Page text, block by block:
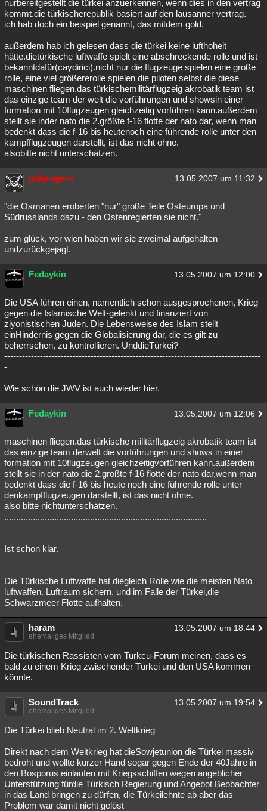
nurbereitgestellt die türkei anzuerkennen, wenn dies in den vertrag
kommt.die türkischerepublik basiert auf den lausanner vertrag.
ich hab doch ein beispiel genannt, das mitdem gold.
außerdem hab ich gelesen dass die türkei keine lufthoheit
hätte.dietürkische luftwaffe spielt eine abschreckende rolle und ist
bekanntdafür(caydirici).nicht nur die flugzeuge spielen eine große
rolle, eine viel größererolle spielen die piloten selbst die diese
maschinen fliegen.das türkischemilitärflugzeig akrobatik team ist
das einzige team der welt die vorführungen und showsin einer
formation mit 10flugzeugen gleichzeitig vorführen kann.außerdem
stellt sie inder nato die 2.größte f-16 flotte der nato dar, wenn man
bedenkt dass die f-16 bis heutenoch eine führende rolle unter den
kampfflugzeugen darstellt, ist das nicht ohne.
alsobitte nicht unterschätzen.
jollyrogers 13.05.2007 um 11:32
"die Osmanen eroberten "nur" große Teile Osteuropa und
Südrusslands dazu - den Ostenregierten sie nicht."
zum glück, vor wien haben wir sie zweimal aufgehalten
undzurückgejagt.
Fedaykin 13.05.2007 um 12:00
Die USA führen einen, namentlich schon ausgesprochenen, Krieg
gegen die Islamische Welt-gelenkt und finanziert von
ziyonistischen Juden. Die Lebensweise des Islam stellt
einHindernis gegen die Globalisierung dar, die es gilt zu
beherrschen, zu kontrollieren. UnddieTürkei?
--------------------------------------------------------------------------------------
-
Wie schön die JWV ist auch wieder hier.
Fedaykin 13.05.2007 um 12:06
maschinen fliegen.das türkische militärflugzeig akrobatik team ist
das einzige team derwelt die vorführungen und shows in einer
formation mit 10flugzeugen gleichzeitigvorführen kann.außerdem
stellt sie in der nato die 2.größte f-16 flotte der nato dar,wenn man
bedenkt dass die f-16 bis heute noch eine führende rolle unter
denkampfflugzeugen darstellt, ist das nicht ohne.
also bitte nichtunterschätzen.
.....................................................................................
Ist schon klar.
Die Türkische Luftwaffe hat diegleich Rolle wie die meisten Nato
luftwaffen. Luftraum sichern, und im Falle der Türkei,die
Schwarzmeer Flotte aufhalten.
haram 13.05.2007 um 18:44
ehemaliges Mitglied
Die türkischen Rassisten vom Turkcu-Forum meinen, dass es
bald zu einem Krieg zwischender Türkei und den USA kommen
könnte.
SoundTrack 13.05.2007 um 19:54
ehemaliges Mitglied
Die Türkei blieb Neutral im 2. Weltkrieg
Direkt nach dem Weltkrieg hat dieSowjetunion die Türkei massiv
bedroht und wollte kurzer Hand sogar gegen Ende der 40Jahre in
den Bosporus einlaufen mit Kriegsschiffen wegen angeblicher
Unterstützung fürdie Türkisch Regierung und Angebot Beobachter
in das Land bringen zu dürfen, die Türkeilehnte ab aber das
Problem war damit nicht gelöst